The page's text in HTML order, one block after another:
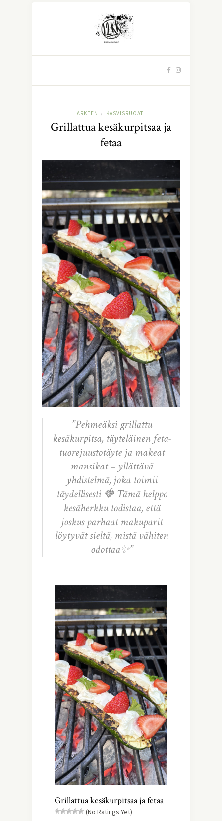
ARKEEN / KASVISRUOAT
Grillattua kesäkurpitsaa ja
fetaa
”Pehmeäksi grillattu
kesäkurpitsa, täyteläinen feta-
tuorejuustotäyte ja makeat
mansikat – yllättävä
yhdistelmä, joka toimii
täydellisesti 🍓 Tämä helppo
kesäherkku todistaa, että
joskus parhaat makuparit
löytyvät sieltä, mistä vähiten
odottaa✨”
Grillattua kesäkurpitsaa ja fetaa
(No Ratings Yet)